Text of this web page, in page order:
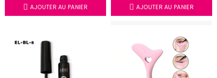
AJOUTER AU PANIER AJOUTER AU PANIER